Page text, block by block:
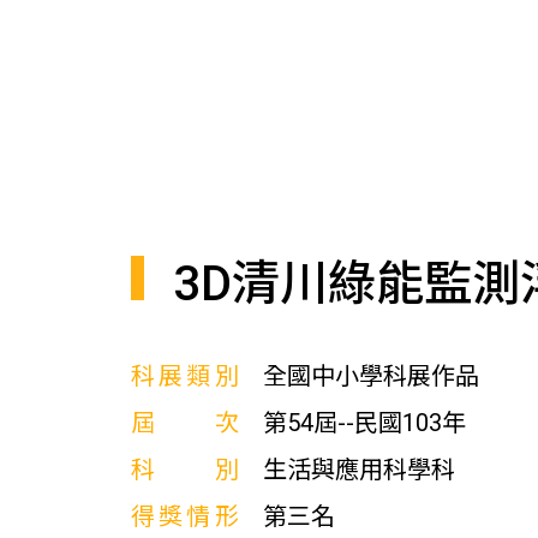
3D清川綠能監測
科展類別
全國中小學科展作品
屆次
第54屆--民國103年
科別
生活與應用科學科
得獎情形
第三名